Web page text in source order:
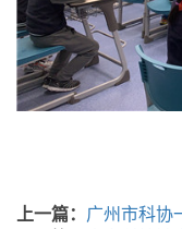
上一篇： 广州市科协